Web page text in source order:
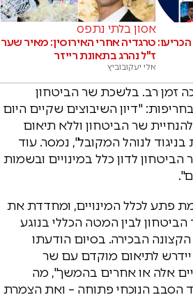
אסון בלתי נתפס
טרגדיה אחרי האירוסין: מאיר שער
ז"ל נהרג בתאונת רייזר
אלי יעקובוביץ
זמן רב. בלשכת שר הביטחון
"דיון השיבוצים שקיים היום
שר הביטחון וללא תיאום
לנוהל המקובל", נמסר. עוד
הביטחון לדון כלל במינויים ובשמות
פתע לכלל המינויים, ומחדדת את
לבין המטה הכללי בנוגע
הקצונה הבכירה. בסיום הודעתו
לתיאום מוקדם עם שר
אלה או אחרים בהמשך", מה
הסבב הנוכחי פתוחה – ואת הצמרת